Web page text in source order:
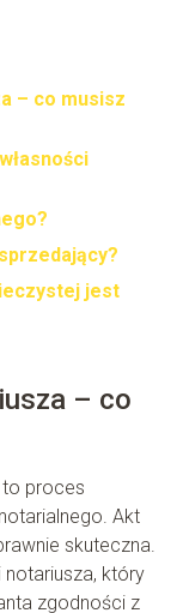
– co musisz
jest
– co
to proces
Akt
skuteczna.
który
zgodności z